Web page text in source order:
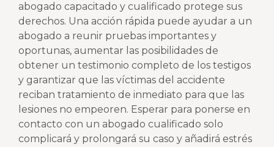
abogado capacitado y cualificado protege sus
derechos. Una acción rápida puede ayudar a un
abogado a reunir pruebas importantes y
oportunas, aumentar las posibilidades de
obtener un testimonio completo de los testigos
y garantizar que las víctimas del accidente
reciban tratamiento de inmediato para que las
lesiones no empeoren. Esperar para ponerse en
contacto con un abogado cualificado solo
complicará y prolongará su caso y añadirá estrés